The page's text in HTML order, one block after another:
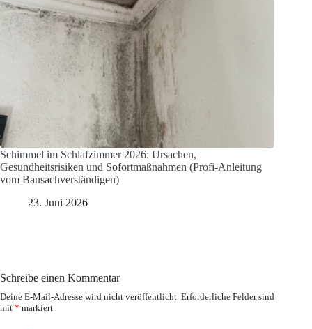
Schimmel im Schlafzimmer 2026: Ursachen,
Gesundheitsrisiken und Sofortmaßnahmen (Profi-Anleitung
vom Bausachverständigen)
23. Juni 2026
Schreibe einen Kommentar
Deine E-Mail-Adresse wird nicht veröffentlicht. Erforderliche Felder sind
mit * markiert